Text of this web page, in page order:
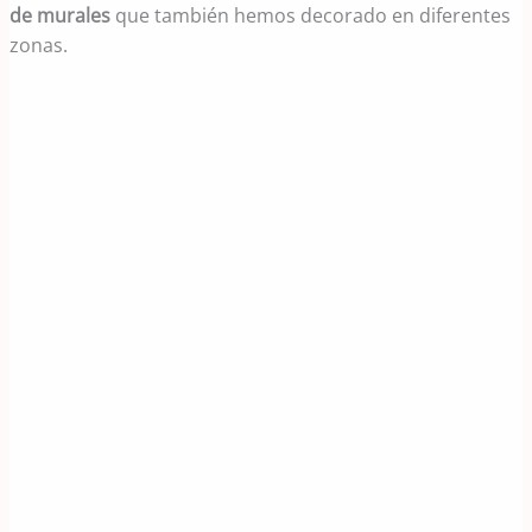
de murales que también hemos decorado en diferentes
zonas.